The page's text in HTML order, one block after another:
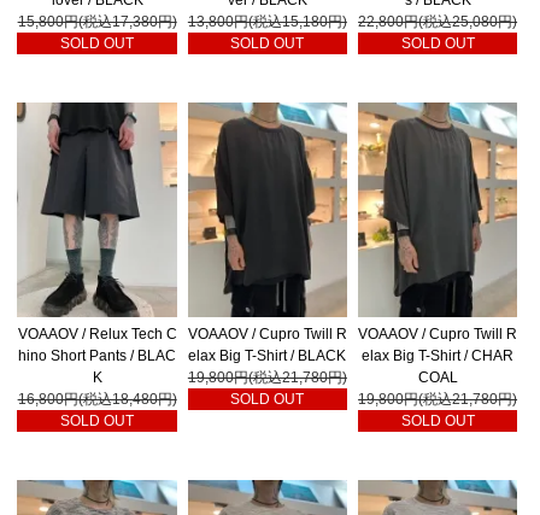
15,800円(税込17,380円)
SOLD OUT
13,800円(税込15,180円)
SOLD OUT
22,800円(税込25,080円)
SOLD OUT
VOAAOV / Relux Tech C
hino Short Pants / BLAC
K
16,800円(税込18,480円)
SOLD OUT
VOAAOV / Cupro Twill R
elax Big T-Shirt / BLACK
19,800円(税込21,780円)
SOLD OUT
VOAAOV / Cupro Twill R
elax Big T-Shirt / CHAR
COAL
19,800円(税込21,780円)
SOLD OUT